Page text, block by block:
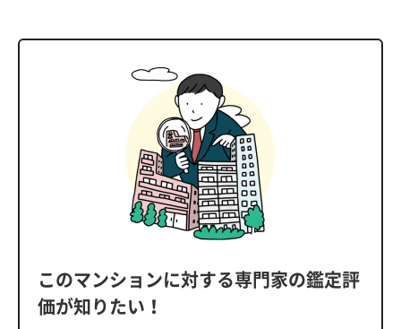
このマンションに対する専門家の鑑定評
価が知りたい！